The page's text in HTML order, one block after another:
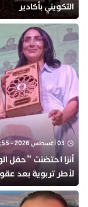
التكويني بأكادير
03 أغسطس 2026 - 19:55
أنزا احتضنت “حفل
لأطر تربوية بعد